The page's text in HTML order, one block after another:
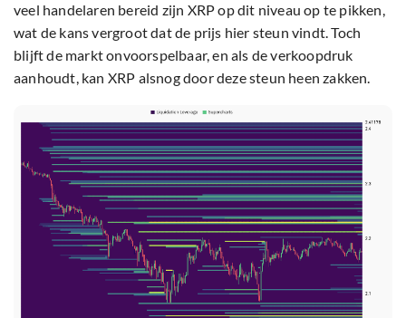
veel handelaren bereid zijn XRP op dit niveau op te pikken,
wat de kans vergroot dat de prijs hier steun vindt. Toch
blijft de markt onvoorspelbaar, en als de verkoopdruk
aanhoudt, kan XRP alsnog door deze steun heen zakken.